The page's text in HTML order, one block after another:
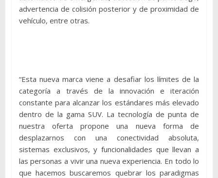
advertencia de colisión posterior y de proximidad de
vehículo, entre otras.
“Esta nueva marca viene a desafiar los límites de la
categoría a través de la innovación e iteración
constante para alcanzar los estándares más elevado
dentro de la gama SUV. La tecnología de punta de
nuestra oferta propone una nueva forma de
desplazarnos con una conectividad absoluta,
sistemas exclusivos, y funcionalidades que llevan a
las personas a vivir una nueva experiencia. En todo lo
que hacemos buscaremos quebrar los paradigmas